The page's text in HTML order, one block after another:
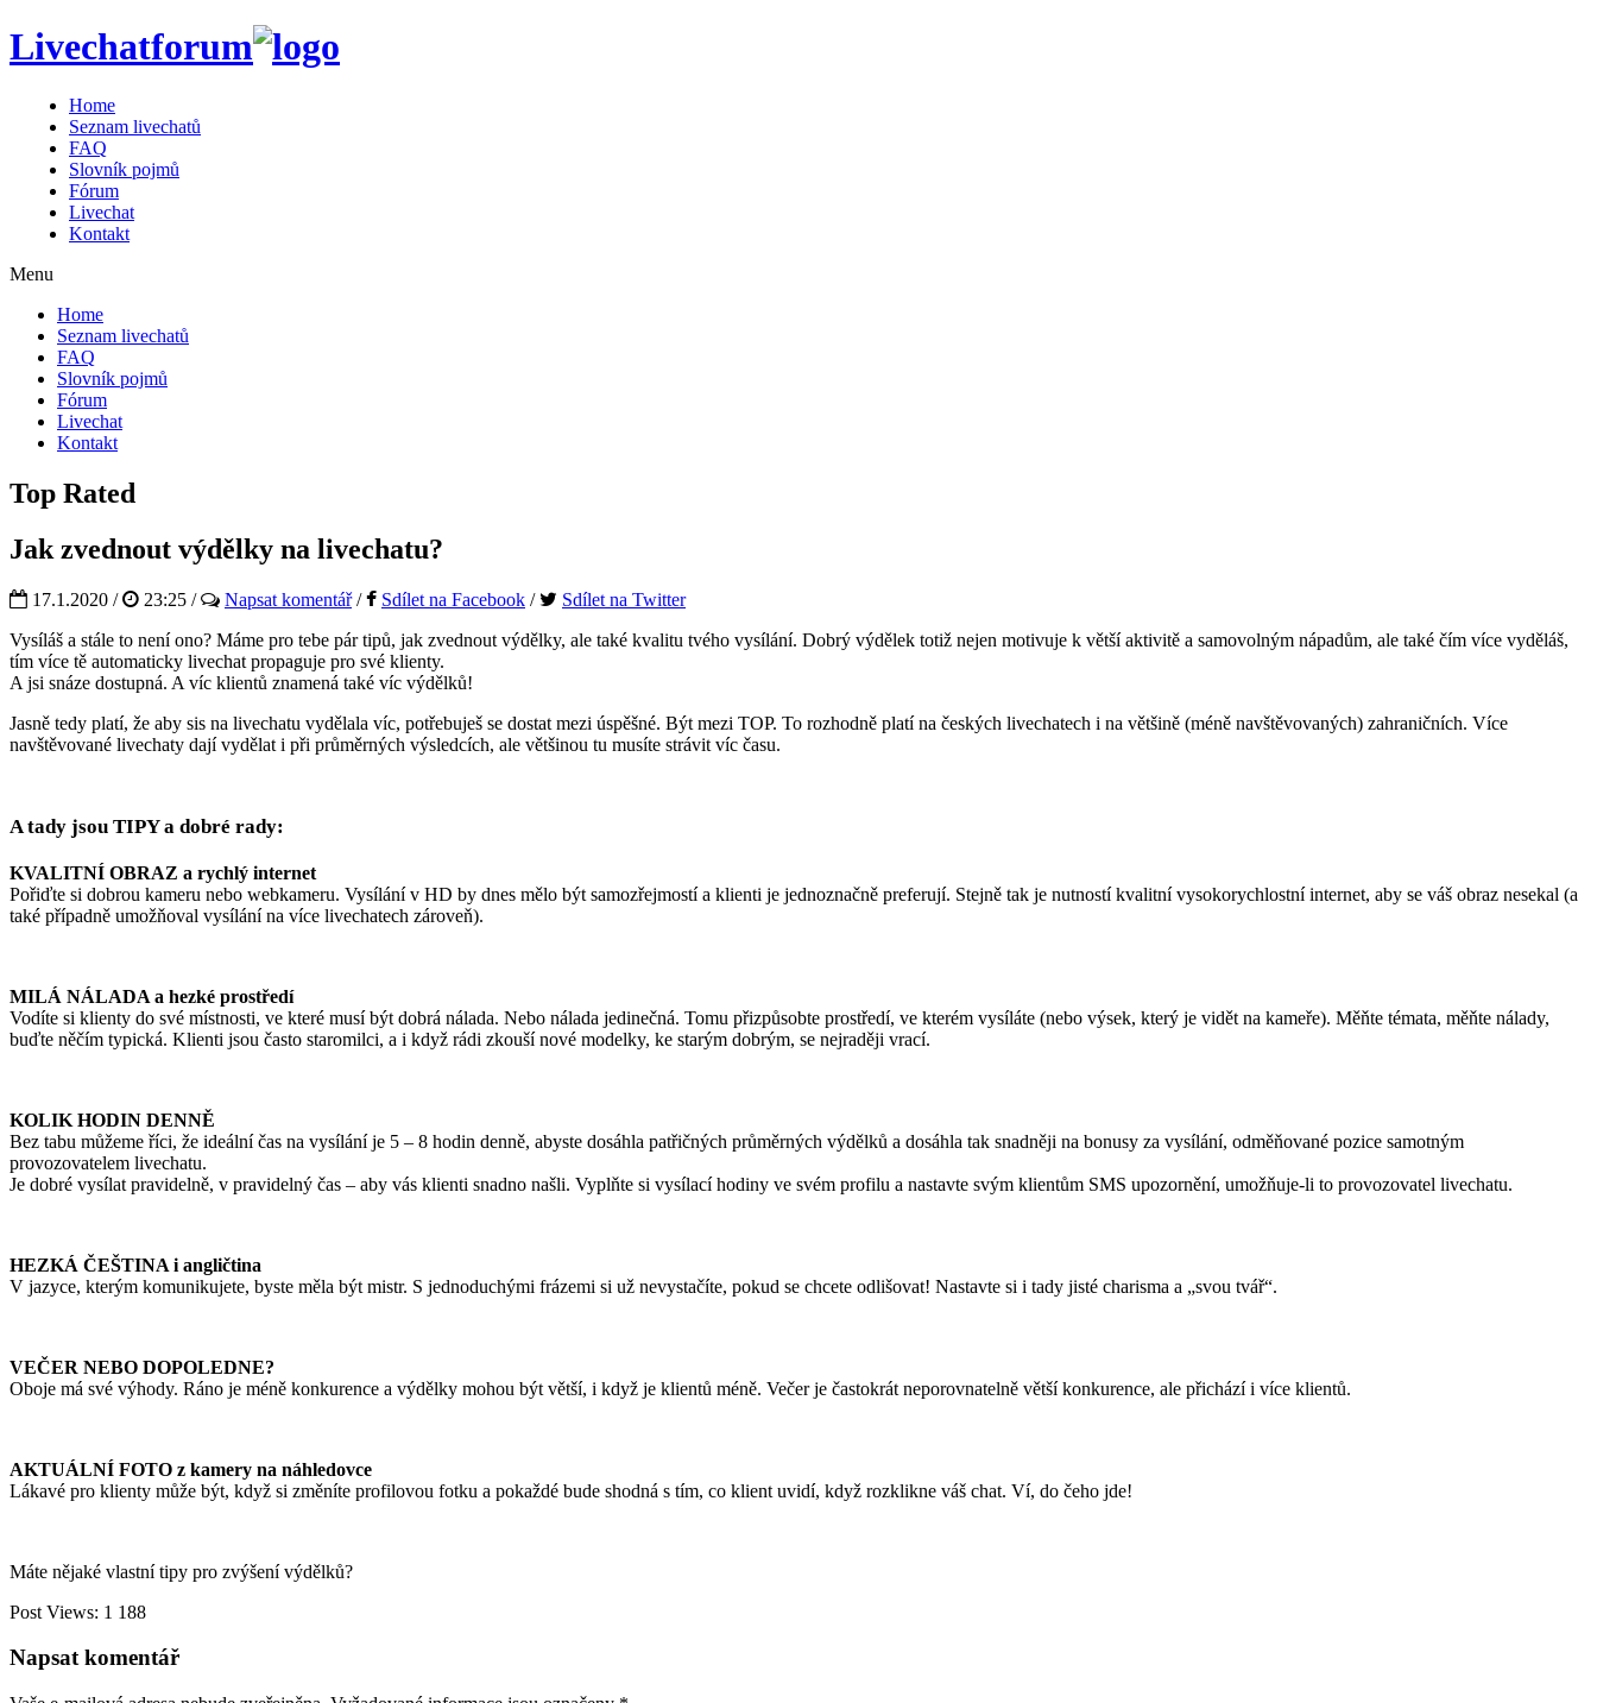
Livechatforum
Home
Seznam livechatů
FAQ
Slovník pojmů
Fórum
Livechat
Kontakt
Menu
Home
Seznam livechatů
FAQ
Slovník pojmů
Fórum
Livechat
Kontakt
Top Rated
Jak zvednout výdělky na livechatu?
17.1.2020 / 23:25 / Napsat komentář/ Sdílet na Facebook /
Sdílet na Twitter
Vysíláš a stále to není ono? Máme pro tebe pár tipů, jak zvednout výdělky, ale také kvalitu tvého vysílání. Dobrý výdělek totiž nejen motivuje k větší aktivitě a samovolným nápadům, ale také čím více vyděláš,
tím více tě automaticky livechat propaguje pro své klienty.
A jsi snáze dostupná. A víc klientů znamená také víc výdělků!
Jasně tedy platí, že aby sis na livechatu vydělala víc, potřebuješ se dostat mezi úspěšné. Být mezi TOP. To rozhodně platí na českých livechatech i na většině (méně navštěvovaných) zahraničních. Více
navštěvované livechaty dají vydělat i při průměrných výsledcích, ale většinou tu musíte strávit víc času.
A tady jsou TIPY a dobré rady:
KVALITNÍ OBRAZ a rychlý internet
Pořiďte si dobrou kameru nebo webkameru. Vysílání v HD by dnes mělo být samozřejmostí a klienti je jednoznačně preferují. Stejně tak je nutností kvalitní vysokorychlostní internet, aby se váš obraz nesekal (a
také případně umožňoval vysílání na více livechatech zároveň).
MILÁ NÁLADA a hezké prostředí
Vodíte si klienty do své místnosti, ve které musí být dobrá nálada. Nebo nálada jedinečná. Tomu přizpůsobte prostředí, ve kterém vysíláte (nebo výsek, který je vidět na kameře). Měňte témata, měňte nálady,
buďte něčím typická. Klienti jsou často staromilci, a i když rádi zkouší nové modelky, ke starým dobrým, se nejraději vrací.
KOLIK HODIN DENNĚ
Bez tabu můžeme říci, že ideální čas na vysílání je 5 – 8 hodin denně, abyste dosáhla patřičných průměrných výdělků a dosáhla tak snadněji na bonusy za vysílání, odměňované pozice samotným
provozovatelem livechatu.
Je dobré vysílat pravidelně, v pravidelný čas – aby vás klienti snadno našli. Vyplňte si vysílací hodiny ve svém profilu a nastavte svým klientům SMS upozornění, umožňuje-li to provozovatel livechatu.
HEZKÁ ČEŠTINA i angličtina
V jazyce, kterým komunikujete, byste měla být mistr. S jednoduchými frázemi si už nevystačíte, pokud se chcete odlišovat! Nastavte si i tady jisté charisma a „svou tvář“.
VEČER NEBO DOPOLEDNE?
Oboje má své výhody. Ráno je méně konkurence a výdělky mohou být větší, i když je klientů méně. Večer je častokrát neporovnatelně větší konkurence, ale přichází i více klientů.
AKTUÁLNÍ FOTO z kamery na náhledovce
Lákavé pro klienty může být, když si změníte profilovou fotku a pokaždé bude shodná s tím, co klient uvidí, když rozklikne váš chat. Ví, do čeho jde!
Máte nějaké vlastní tipy pro zvýšení výdělků?
Post Views: 1 188
Napsat komentář